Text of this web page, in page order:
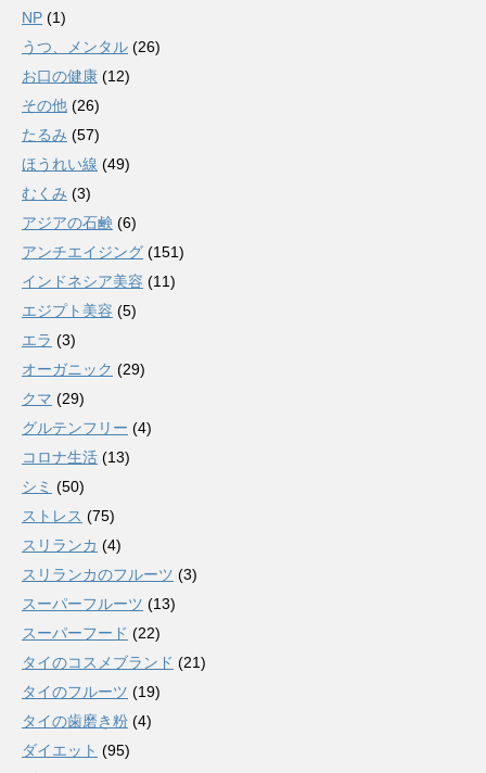
NP (1)
うつ、メンタル (26)
お口の健康 (12)
その他 (26)
たるみ (57)
ほうれい線 (49)
むくみ (3)
アジアの石鹸 (6)
アンチエイジング (151)
インドネシア美容 (11)
エジプト美容 (5)
エラ (3)
オーガニック (29)
クマ (29)
グルテンフリー (4)
コロナ生活 (13)
シミ (50)
ストレス (75)
スリランカ (4)
スリランカのフルーツ (3)
スーパーフルーツ (13)
スーパーフード (22)
タイのコスメブランド (21)
タイのフルーツ (19)
タイの歯磨き粉 (4)
ダイエット (95)